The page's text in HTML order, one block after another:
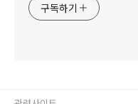
구독하기